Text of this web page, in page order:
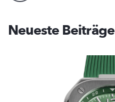
Neueste Beiträge